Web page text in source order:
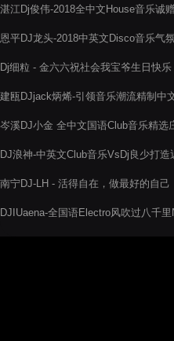
湛江Dj俊伟-2018全中文House音乐诚
恩平DJ龙头-2018中英文Disco音乐气
Dj细粒 - 金六六祝社会我宝爷生日快乐
建瓯DJjack炳烯-引领音乐潮流精制中
岑溪DJ小金 全中文国语Club音乐精选
DJ浪神-中英文Club音乐VsDj良少打
南宁DJ-LH - 活得自在，做最好的自己
DJIUaena-全国语Electro风吹过八千